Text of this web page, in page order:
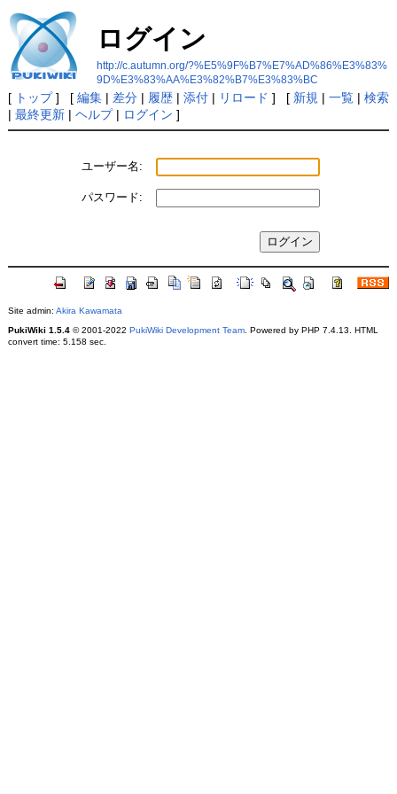
ログイン
http://c.autumn.org/?%E5%9F%B7%E7%AD%86%E3%83%
9D%E3%83%AA%E3%82%B7%E3%83%BC
[ トップ] [ 編集| 差分| 履歴| 添付| リロード ] [ 新規 | 一覧| 検索
| 最終更新| ヘルプ| ログイン ]
ユーザー名:
パスワード:
Site admin: Akira Kawamata
PukiWiki 1.5.4© 2001-2022 PukiWiki Development Team. Powered by PHP 7.4.13. HTML
convert time: 5.158 sec.